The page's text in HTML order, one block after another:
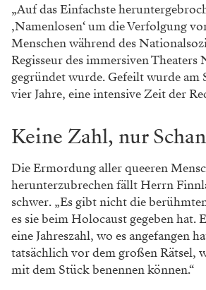
„Auf das Einfachste
‚Namenlosen‘ um die Verfolgung
Menschen während des
Regisseur des immersiven Theaters
gegründet wurde. Gefeilt wurde am
vier Jahre, eine intensive Zeit der
Keine Zahl, nur
Die Ermordung aller queeren
herunterzubrechen fällt Herrn
schwer. „Es gibt nicht die
es sie beim Holocaust gegeben hat.
eine Jahreszahl, wo es angefangen
tatsächlich vor dem großen Rätsel,
mit dem Stück benennen können.“